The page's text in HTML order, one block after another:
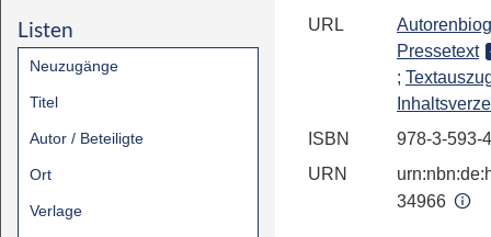
Listen
Neuzugänge
Titel
Autor / Beteiligte
Ort
Verlage
URL
Pressetext
;
ISBN
978-3-593-
URN
34966